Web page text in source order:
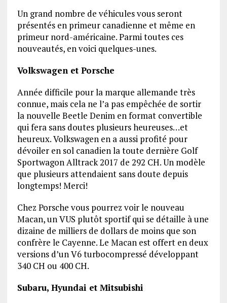
Un grand nombre de véhicules vous seront
présentés en primeur canadienne et même en
primeur nord-américaine. Parmi toutes ces
nouveautés, en voici quelques-unes.
Volkswagen et Porsche
Année difficile pour la marque allemande très
connue, mais cela ne l’a pas empêchée de sortir
la nouvelle Beetle Denim en format convertible
qui fera sans doutes plusieurs heureuses…et
heureux. Volkswagen en a aussi profité pour
dévoiler en sol canadien la toute dernière Golf
Sportwagon Alltrack 2017 de 292 CH. Un modèle
que plusieurs attendaient sans doute depuis
longtemps! Merci!
Chez Porsche vous pourrez voir le nouveau
Macan, un VUS plutôt sportif qui se détaille à une
dizaine de milliers de dollars de moins que son
confrère le Cayenne. Le Macan est offert en deux
versions d’un V6 turbocompressé développant
340 CH ou 400 CH.
Subaru, Hyundai et Mitsubishi